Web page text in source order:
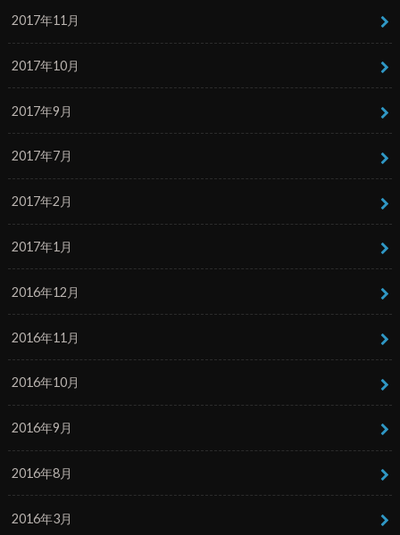
2017年11月
2017年10月
2017年9月
2017年7月
2017年2月
2017年1月
2016年12月
2016年11月
2016年10月
2016年9月
2016年8月
2016年3月